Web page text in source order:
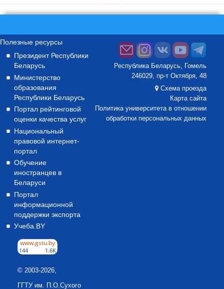
Полезные ресурсы
Президент Республики
Беларусь
Министерство
образования
Республики Беларусь
Портал рейтинговой
оценки качества услуг
Национальный
правовой интернет-
портал
Обучение
иностранцев в
Беларуси
Портал
информационной
поддержки экспорта
Учеба.BY
© 2003-2026,
ГГТУ им. П.О.Сухого
Республика Беларусь, Гомель
246029, пр-т Октября, 48
Схема проезда
Карта сайта
Политика университета в отношении
обработки персональных данных